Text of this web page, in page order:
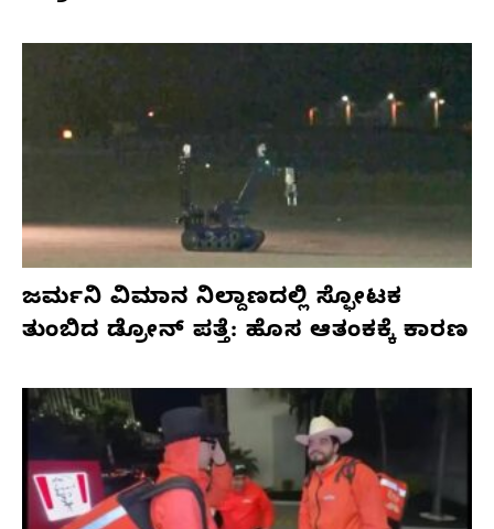
ಜರ್ಮನಿ ವಿಮಾನ ನಿಲ್ದಾಣದಲ್ಲಿ ಸ್ಫೋಟಕ
ತುಂಬಿದ ಡ್ರೋನ್ ಪತ್ತೆ: ಹೊಸ ಆತಂಕಕ್ಕೆ ಕಾರಣ